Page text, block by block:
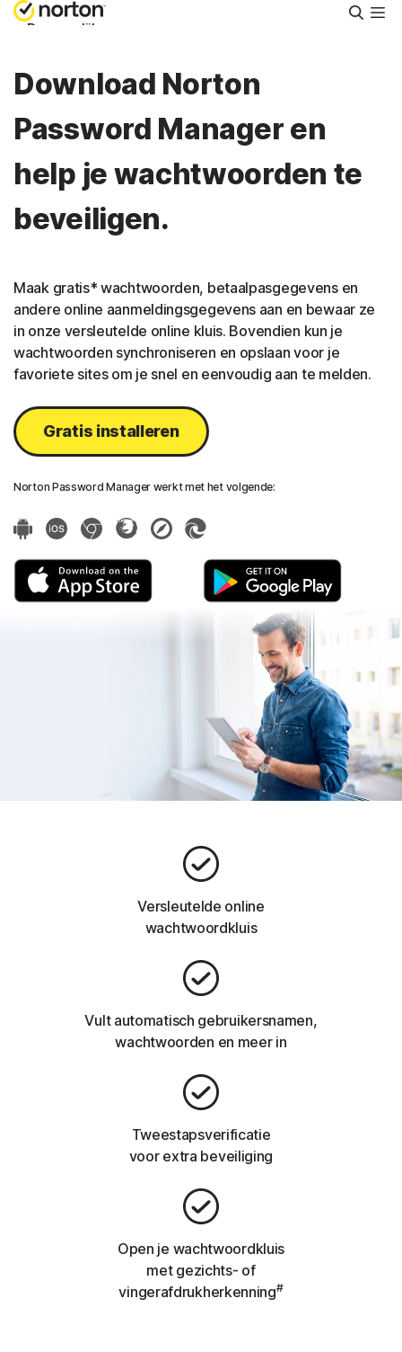
Persoonlijk
Small Business
Ondersteuning
Gratis proberen
Aanmelden
Download Norton
Password Manager en
help je wachtwoorden te
beveiligen.
Maak gratis* wachtwoorden, betaalpasgegevens en
andere online aanmeldingsgegevens aan en bewaar ze
in onze versleutelde online kluis. Bovendien kun je
wachtwoorden synchroniseren en opslaan voor je
favoriete sites om je snel en eenvoudig aan te melden.
Gratis installeren
Norton Password Manager werkt met het volgende:
Versleutelde online
wachtwoordkluis
Vult automatisch gebruikersnamen,
wachtwoorden en meer in
Tweestapsverificatie
voor extra beveiliging
Open je wachtwoordkluis
met gezichts- of
vingerafdrukherkenning#